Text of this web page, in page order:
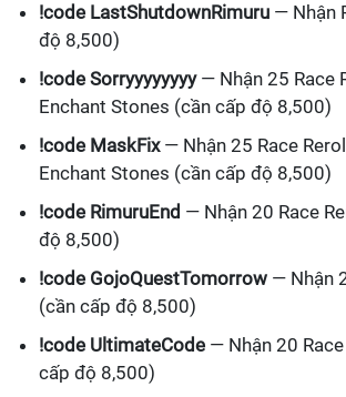
!code LastShutdownRimuru — Nhận
độ 8,500)
!code Sorryyyyyyyy— Nhận 25 Race
Enchant Stones (cần cấp độ 8,500)
!code MaskFix— Nhận 25 Race
Enchant Stones (cần cấp độ 8,500)
!code RimuruEnd — Nhận 20 Race
độ 8,500)
!code GojoQuestTomorrow — Nhận
(cần cấp độ 8,500)
!code UltimateCode — Nhận 20
cấp độ 8,500)